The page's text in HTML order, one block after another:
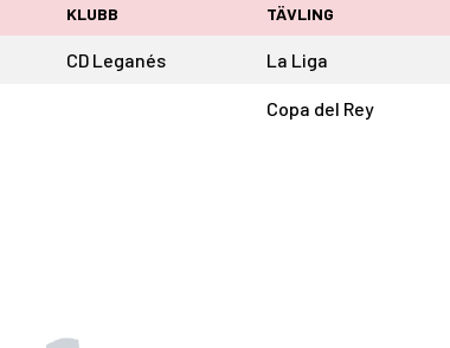
KLUBB TÄVLING
CD Leganés La Liga
Copa del Rey